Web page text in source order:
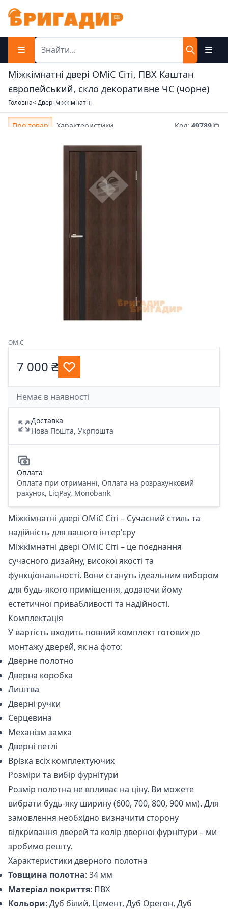
Міжкімнатні двері OMiC Сіті, ПВХ Каштан
європейський, скло декоративне ЧС (чорне)
Головна< Двері міжкімнатні
Про товар Характеристики Код: 49789
OMiC
7 000 ₴
Немає в наявності
Доставка
Нова Пошта, Укрпошта
Оплата
Оплата при отриманні, Оплата на розрахунковий
рахунок, LiqPay, Monobank
Міжкімнатні двері OMiC Сіті – Сучасний стиль та
надійність для вашого інтер'єру
Міжкімнатні двері OMiC Сіті – це поєднання
сучасного дизайну, високої якості та
функціональності. Вони стануть ідеальним вибором
для будь-якого приміщення, додаючи йому
естетичної привабливості та надійності.
Комплектація
У вартість входить повний комплект готових до
монтажу дверей, як на фото:
Дверне полотно
Дверна коробка
Лиштва
Дверні ручки
Серцевина
Механізм замка
Дверні петлі
Врізка всіх комплектуючих
Розміри та вибір фурнітури
Розмір полотна не впливає на ціну. Ви можете
вибрати будь-яку ширину (600, 700, 800, 900 мм). Для
замовлення необхідно визначити сторону
відкривання дверей та колір дверної фурнітури – ми
зробимо решту.
Характеристики дверного полотна
Товщина полотна: 34 мм
Матеріал покриття: ПВХ
Кольори: Дуб білий, Цемент, Дуб Орегон, Дуб